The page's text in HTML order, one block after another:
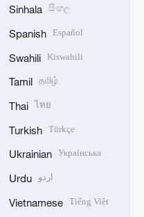
Sinhala සිංහල
Spanish Español
Swahili Kiswahili
Tamil தமிழ்
Thai ไทย
Turkish Türkçe
Ukrainian Українська
Urdu اردو
Vietnamese Tiếng Việt